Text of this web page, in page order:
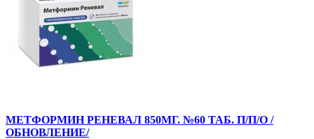
МЕТФОРМИН РЕНЕВАЛ 850МГ. №60 ТАБ. П/П/О /
ОБНОВЛЕНИЕ/